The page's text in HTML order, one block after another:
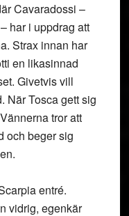
Cavaradossi –
har i uppdrag att
Strax innan har
en likasinnad
Givetvis vill
När Tosca gett sig
tror att
och beger sig
entré.
vidrig, egenkär